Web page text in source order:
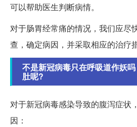
可以帮助医生判断病情。
对于肠胃经常痛的情况，我们应尽
查，确定病因，并采取相应的治疗措
不是新冠病毒只在呼吸道作妖
肚呢?
对于新冠病毒感染导致的腹泻症状
因：